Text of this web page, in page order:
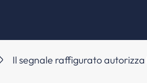
Il segnale raffigurato